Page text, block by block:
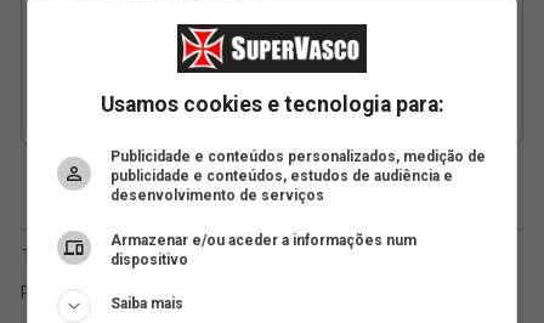
Usamos cookies e tecnologia para:
Publicidade e conteúdos personalizados, medição de
publicidade e conteúdos, estudos de audiência e
desenvolvimento de serviços
Armazenar e/ou aceder a informações num
dispositivo
Saiba mais